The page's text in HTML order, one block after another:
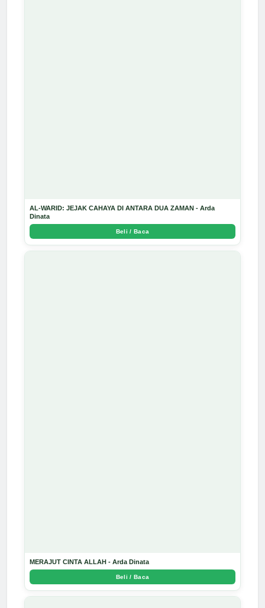
AL-WARID: JEJAK CAHAYA DI ANTARA DUA ZAMAN - Arda
Dinata
Beli / Baca
MERAJUT CINTA ALLAH - Arda Dinata
Beli / Baca